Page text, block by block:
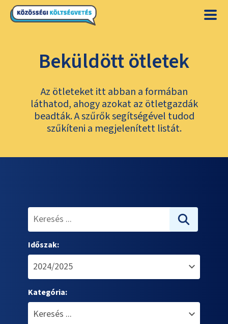
Beküldött ötletek
Az ötleteket itt abban a formában
láthatod, ahogy azokat az ötletgazdák
beadták. A szűrők segítségével tudod
szűkíteni a megjelenített listát.
Időszak:
Kategória: